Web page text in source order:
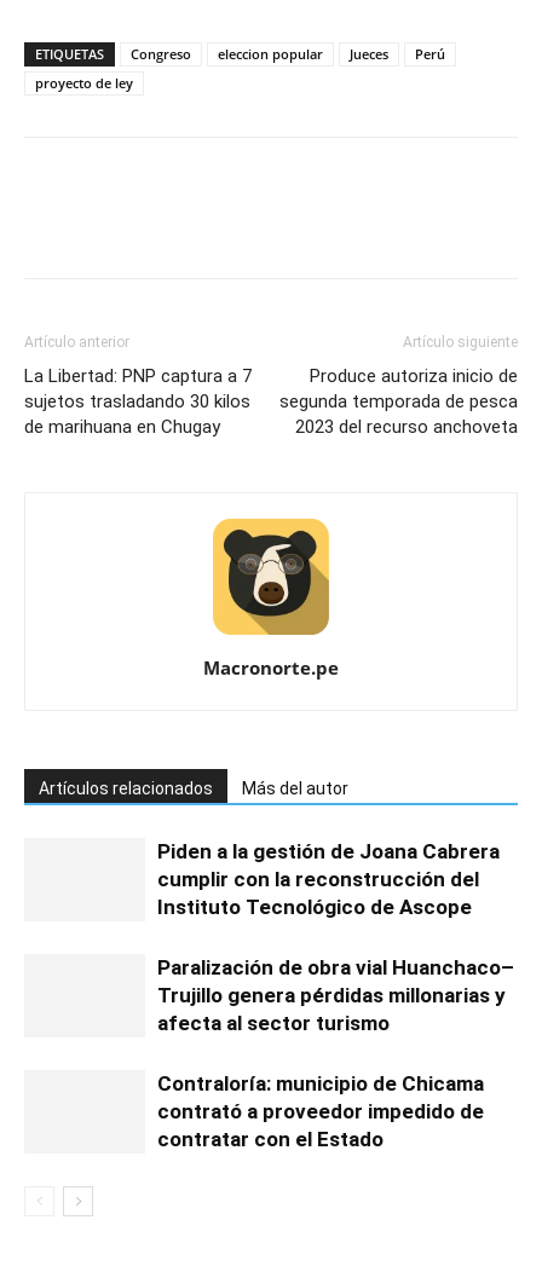
ETIQUETAS Congreso eleccion popular Jueces
Perú
proyecto de ley
Artículo anterior
La Libertad: PNP captura a 7
sujetos trasladando 30 kilos
de marihuana en Chugay
Artículo siguiente
Produce autoriza inicio de
segunda temporada de pesca
2023 del recurso anchoveta
Macronorte.pe
Artículos relacionados Más del autor
Piden a la gestión de Joana Cabrera
cumplir con la reconstrucción del
Instituto Tecnológico de Ascope
Paralización de obra vial Huanchaco–
Trujillo genera pérdidas millonarias y
afecta al sector turismo
Contraloría: municipio de Chicama
contrató a proveedor impedido de
contratar con el Estado